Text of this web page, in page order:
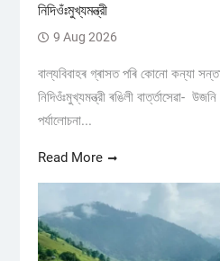
নিদিওঁঃমুখ্যমন্ত্রী
9 Aug 2026
বাল্যবিবাহৰ গ্ৰাসত পৰি কোনো কন্যা
নিদিওঁঃমুখ্যমন্ত্রী ৰঙিলী বাৰ্ত্তাসেৱা-
পৰ্যালোচনা...
Read More